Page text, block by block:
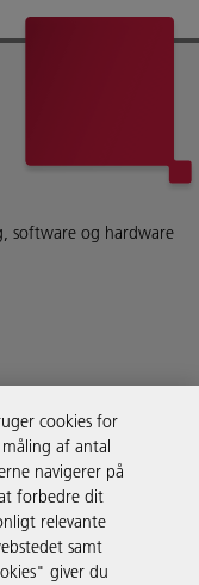
software og hardware
cookies for
af antal
navigerer på
forbedre dit
relevante
samt
giver du